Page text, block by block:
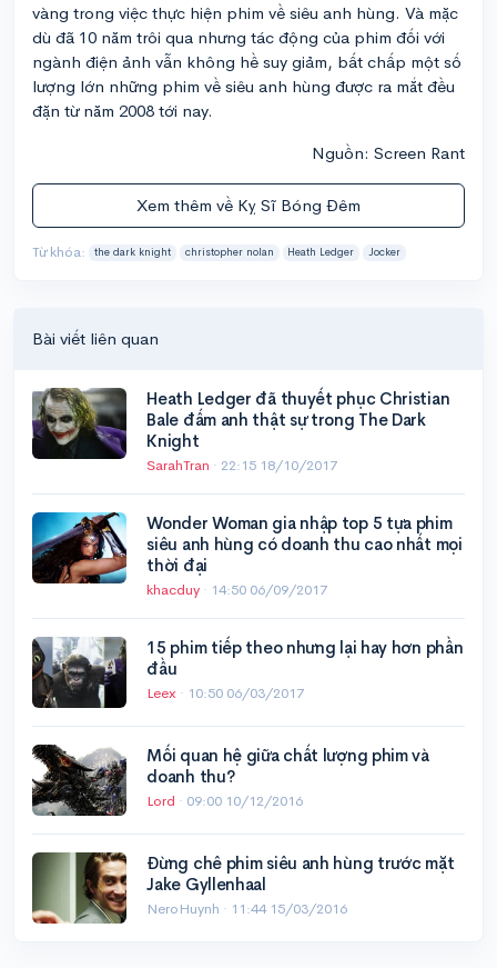
vàng trong việc thực hiện phim về siêu anh hùng. Và mặc
dù đã 10 năm trôi qua nhưng tác động của phim đối với
ngành điện ảnh vẫn không hề suy giảm, bất chấp một số
lượng lớn những phim về siêu anh hùng được ra mắt đều
đặn từ năm 2008 tới nay.
Nguồn: Screen Rant
Xem thêm về Kỵ Sĩ Bóng Đêm
Từ khóa: the dark knight christopher nolan Heath Ledger Jocker
Bài viết liên quan
Heath Ledger đã thuyết phục Christian
Bale đấm anh thật sự trong The Dark
Knight
SarahTran · 22:15 18/10/2017
Wonder Woman gia nhập top 5 tựa phim
siêu anh hùng có doanh thu cao nhất mọi
thời đại
khacduy · 14:50 06/09/2017
15 phim tiếp theo nhưng lại hay hơn phần
đầu
Leex · 10:50 06/03/2017
Mối quan hệ giữa chất lượng phim và
doanh thu?
Lord · 09:00 10/12/2016
Đừng chê phim siêu anh hùng trước mặt
Jake Gyllenhaal
NeroHuynh · 11:44 15/03/2016